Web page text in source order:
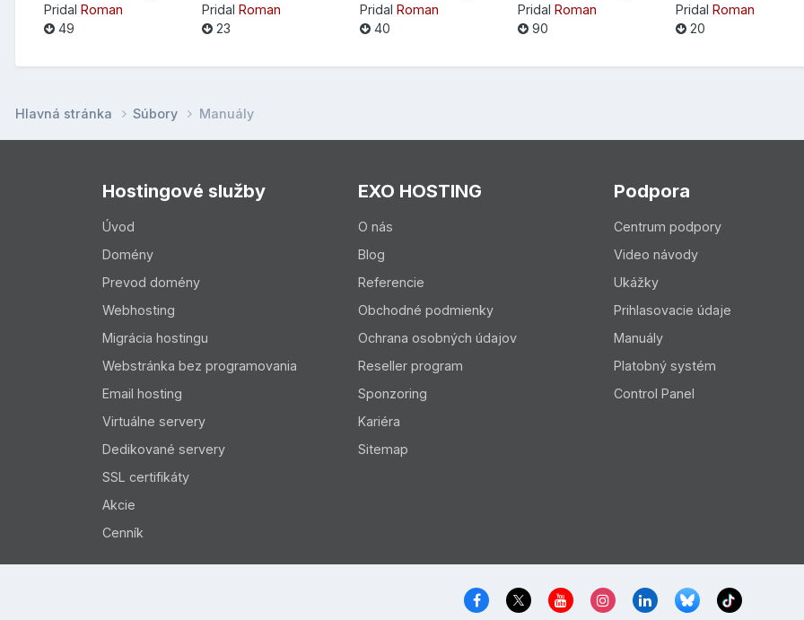
Pridal Roman
49
Pridal Roman
23
Pridal Roman
40
Pridal Roman
90
Pridal Roman
20
Hlavná stránka Súbory Manuály
Hostingové služby
Úvod
Domény
Prevod domény
Webhosting
Migrácia hostingu
Webstránka bez programovania
Email hosting
Virtuálne servery
Dedikované servery
SSL certifikáty
Akcie
Cenník
EXO HOSTING
O nás
Blog
Referencie
Obchodné podmienky
Ochrana osobných údajov
Reseller program
Sponzoring
Kariéra
Sitemap
Podpora
Centrum podpory
Video návody
Ukážky
Prihlasovacie údaje
Manuály
Platobný systém
Control Panel